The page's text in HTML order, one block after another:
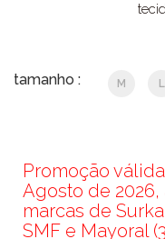
tamanho : M L
Promoção
Agosto de
marcas de
SMF e Mayoral